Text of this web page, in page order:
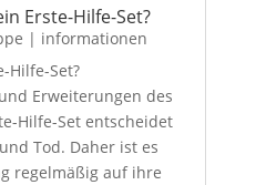
Erste-Hilfe-Set?
| informationen
Hilfe-Set?
Erweiterungen des
Hilfe-Set entscheidet
Tod. Daher ist es
regelmäßig auf ihre